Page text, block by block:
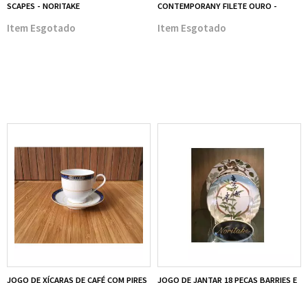
SCAPES - NORITAKE
Esgotado
CONTEMPORANY FILETE OURO -
Esgotado
JOGO DE XÍCARAS DE CAFÉ COM PIRES
JOGO DE JANTAR 18 PEÇAS BARRIES E